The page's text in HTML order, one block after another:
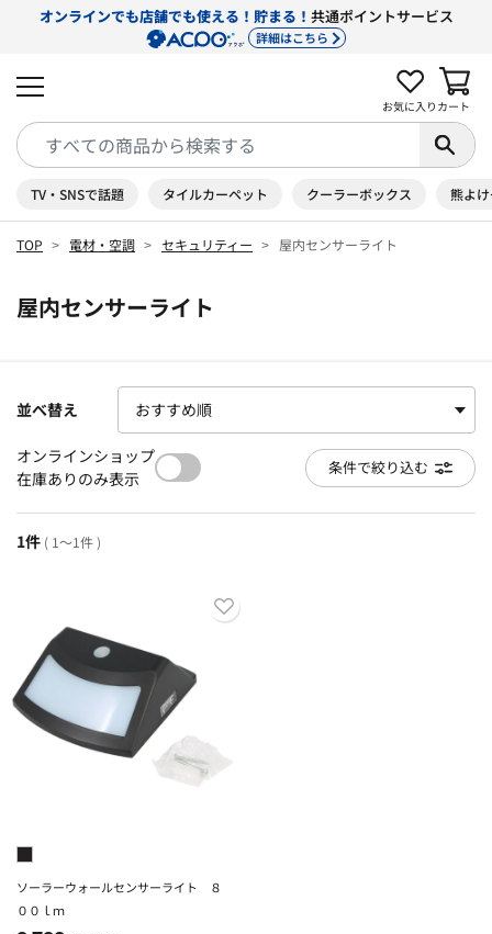
オンラインでも店舗でも使える！貯まる！ 共通ポイントサービス
詳細はこちら
お気に入り カート
TV・SNSで話題 タイルカーペット クーラーボックス 熊よ
TOP 電材・空調 セキュリティー 屋内センサーライト
屋内センサーライト
並べ替え
オンラインショップ
在庫ありのみ表示
条件で絞り込む
1件 ( 1～1件 )
ソーラーウォールセンサーライト ８
００ｌｍ